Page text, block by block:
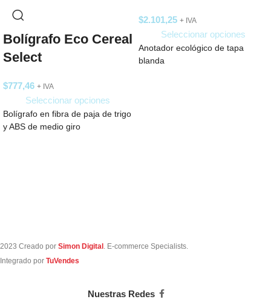
Bolígrafo Eco Cereal
Select
$777,46 + IVA
Seleccionar opciones
Bolígrafo en fibra de paja de trigo
y ABS de medio giro
$2.101,25 + IVA
Seleccionar opciones
Anotador ecológico de tapa
blanda
2023 Creado por Simon Digital . E-commerce Specialists.
Integrado por TuVendes
Nuestras Redes